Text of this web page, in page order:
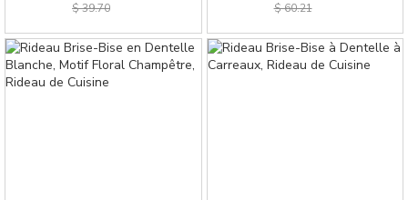
$ 39.70 $ 60.21